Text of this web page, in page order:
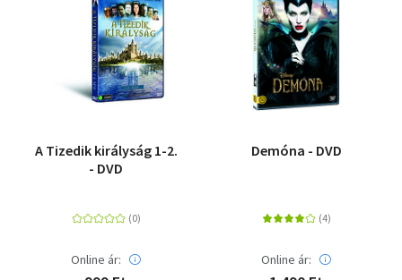
A Tizedik királyság 1-2.
- DVD
Online ár:
Demóna - DVD
Online ár: